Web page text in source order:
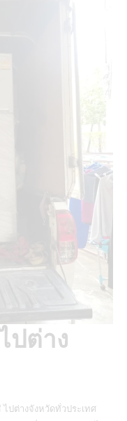
ปต่าง
ไปต่างจังหวัดทั่วประเทศ